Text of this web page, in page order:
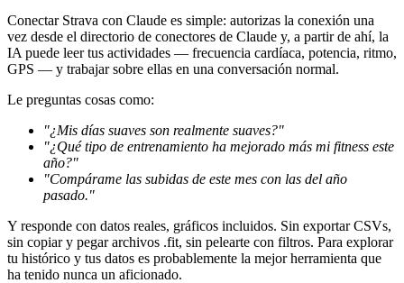
Conectar Strava con Claude es simple: autorizas la conexión una
vez desde el directorio de conectores de Claude y, a partir de ahí, la
IA puede leer tus actividades — frecuencia cardíaca, potencia, ritmo,
GPS — y trabajar sobre ellas en una conversación normal.
Le preguntas cosas como:
"¿Mis días suaves son realmente suaves?"
"¿Qué tipo de entrenamiento ha mejorado más mi fitness este
año?"
"Compárame las subidas de este mes con las del año
pasado."
Y responde con datos reales, gráficos incluidos. Sin exportar CSVs,
sin copiar y pegar archivos .fit, sin pelearte con filtros. Para explorar
tu histórico y tus datos es probablemente la mejor herramienta que
ha tenido nunca un aficionado.